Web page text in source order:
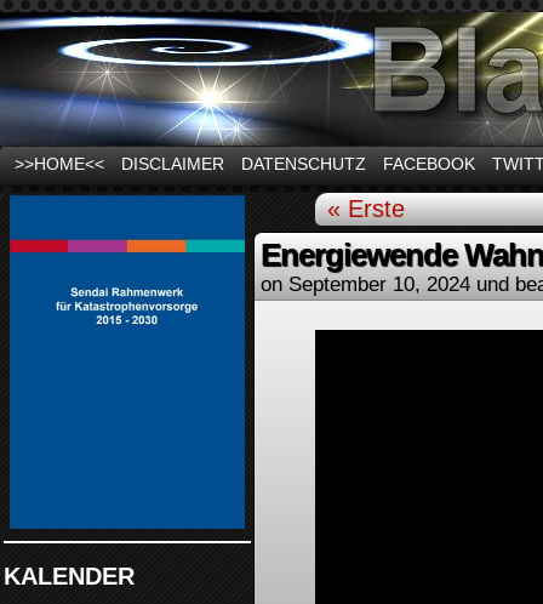
News und Infos zum Thema Stromausfall
>>HOME<< DISCLAIMER DATENSCHUTZ FACEBOOK
KALENDER
« Erste
Energiewende
on September 10, 2024 und